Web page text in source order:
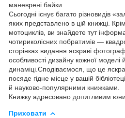
маневрені байки.
Сьогодні існує багато різновидів
яких представлено в цій книжці.
мотоциклів, ви знайдете тут
чотириколісних побратимів —
сторінках видання яскраві
особливості дизайну кожної
динаміці.Сподіваємося, що це
посяде гідне місце у вашій
й науково-популярними книжками.
Книжку адресовано допитливим
Приховати